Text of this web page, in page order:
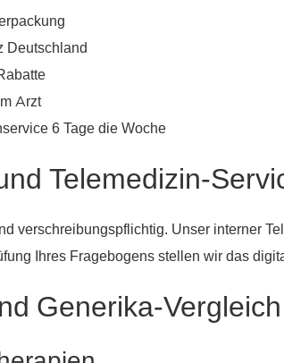
Deutschland
Arzt
6 Tage die Woche
Telemedizin-
verschreibungspflichtig. Unser interner
Ihres Fragebogens stellen wir das
Generika-Vergleich